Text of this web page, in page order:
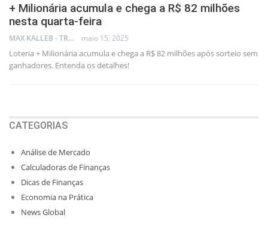
+ Milionária acumula e chega a R$ 82 milhões
nesta quarta-feira
MAX KALLEB - TRADER maio 15, 2025
Loteria + Milionária acumula e chega a R$ 82 milhões após sorteio sem
ganhadores. Entenda os detalhes!
CATEGORIAS
Análise de Mercado
Calculadoras de Finanças
Dicas de Finanças
Economia na Prática
News Global